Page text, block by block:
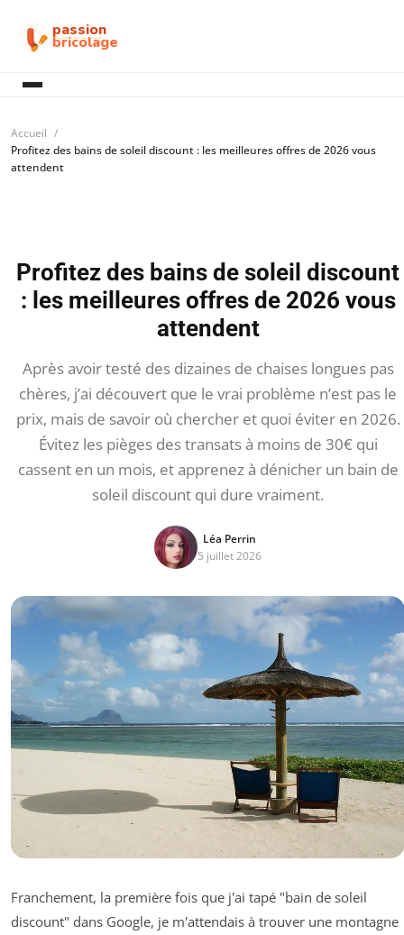
passion
bricolage
Accueil
Profitez des bains de soleil discount : les meilleures offres de 2026 vous
attendent
Profitez des bains de soleil discount
: les meilleures offres de 2026 vous
attendent
Après avoir testé des dizaines de chaises longues pas
chères, j’ai découvert que le vrai problème n’est pas le
prix, mais de savoir où chercher et quoi éviter en 2026.
Évitez les pièges des transats à moins de 30€ qui
cassent en un mois, et apprenez à dénicher un bain de
soleil discount qui dure vraiment.
Léa Perrin
5 juillet 2026
Franchement, la première fois que j'ai tapé "bain de soleil
discount" dans Google, je m'attendais à trouver une montagne